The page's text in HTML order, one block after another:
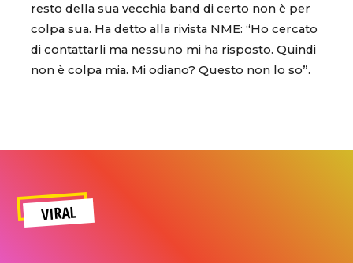
resto della sua vecchia band di certo non è per
colpa sua. Ha detto alla rivista NME: “Ho cercato
di contattarli ma nessuno mi ha risposto. Quindi
non è colpa mia. Mi odiano? Questo non lo so”.
VIRAL